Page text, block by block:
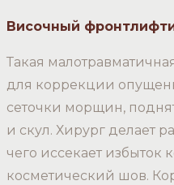
Височный
Такая
для коррекции
сеточки морщин,
и скул. Хирург делает
чего иссекает избыток
косметический шов.